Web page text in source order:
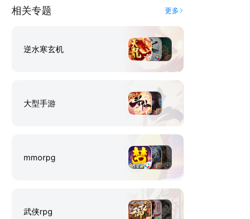
相关专题 更多
逆水寒玄机
大型手游
mmorpg
武侠rpg